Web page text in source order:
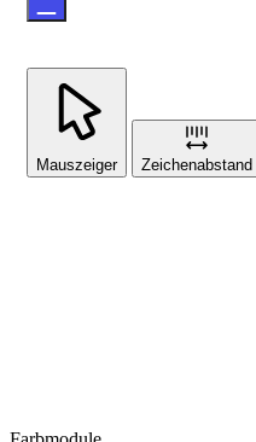
Mauszeiger Zeichenabstand